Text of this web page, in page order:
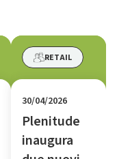
RETAIL
30/04/2026
Plenitude
inaugura